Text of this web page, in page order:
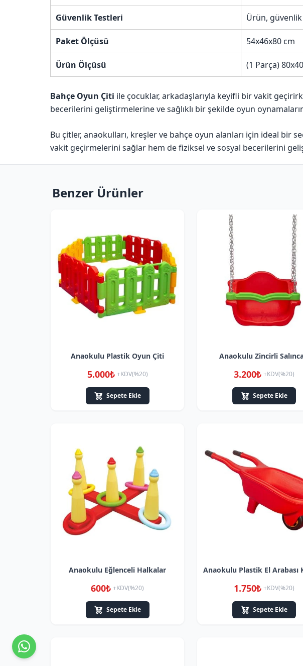
Güvenlik Testleri Ürün, güvenlik
Paket Ölçüsü 54x46x80 cm
Ürün Ölçüsü (1 Parça)
Bahçe Oyun Çiti ile çocuklar, arkadaşlarıyla keyifli bir vakit
becerilerini geliştirmelerine ve sağlıklı bir şekilde oyun
Bu çitler, anaokulları, kreşler ve bahçe oyun alanları için ideal bir
vakit geçirmelerini sağlar hem de fiziksel ve sosyal becerilerini
Benzer Ürünler
Anaokulu Plastik Oyun Çiti
5.000₺ +KDV(%20)
Sepete Ekle
Anaokulu Zincirli
3.200₺ +KDV(%20)
Sepete Ekle
Anaokulu Eğlenceli Halkalar
600₺ +KDV(%20)
Sepete Ekle
Anaokulu Plastik El Arabası
1.750₺ +KDV(%20)
Sepete Ekle